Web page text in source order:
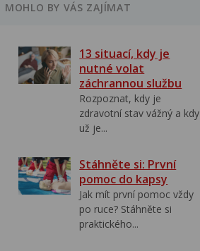
MOHLO BY VÁS ZAJÍMAT
13 situací, kdy je
nutné volat
záchrannou službu
Rozpoznat, kdy je
zdravotní stav vážný a kdy
už je...
Stáhněte si: První
pomoc do kapsy
Jak mít první pomoc vždy
po ruce? Stáhněte si
praktického...